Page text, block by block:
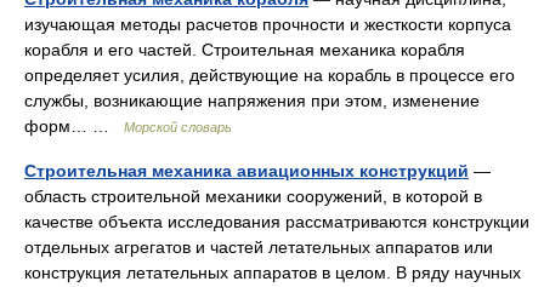
изучающая методы расчетов прочности и жесткости корпуса
корабля и его частей. Строительная механика корабля
определяет усилия, действующие на корабль в процессе его
службы, возникающие напряжения при этом, изменение
форм… …
Морской словарь
Строительная механика авиационных конструкций —
область строительной механики сооружений, в которой в
качестве объекта исследования рассматриваются конструкции
отдельных агрегатов и частей летательных аппаратов или
конструкция летательных аппаратов в целом. В ряду научных